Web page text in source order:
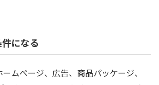
になる
ムページ、広告、商品パッケージ、